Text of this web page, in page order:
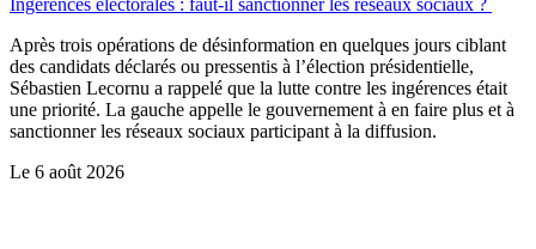
Après trois opérations de désinformation en quelques jours ciblant
des candidats déclarés ou pressentis à l’élection présidentielle,
Sébastien Lecornu a rappelé que la lutte contre les ingérences était
une priorité. La gauche appelle le gouvernement à en faire plus et à
sanctionner les réseaux sociaux participant à la diffusion.
Le 6 août 2026